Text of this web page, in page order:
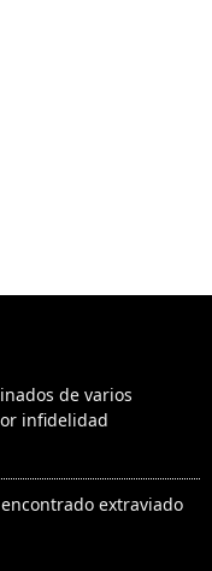
de varios
infidelidad
extraviado